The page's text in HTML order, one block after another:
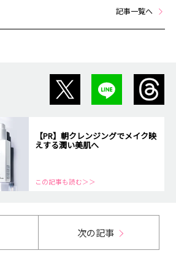
記事一覧へ
【PR】朝クレンジングでメイク映
えする潤い美肌へ
この記事も読む＞＞
次の記事